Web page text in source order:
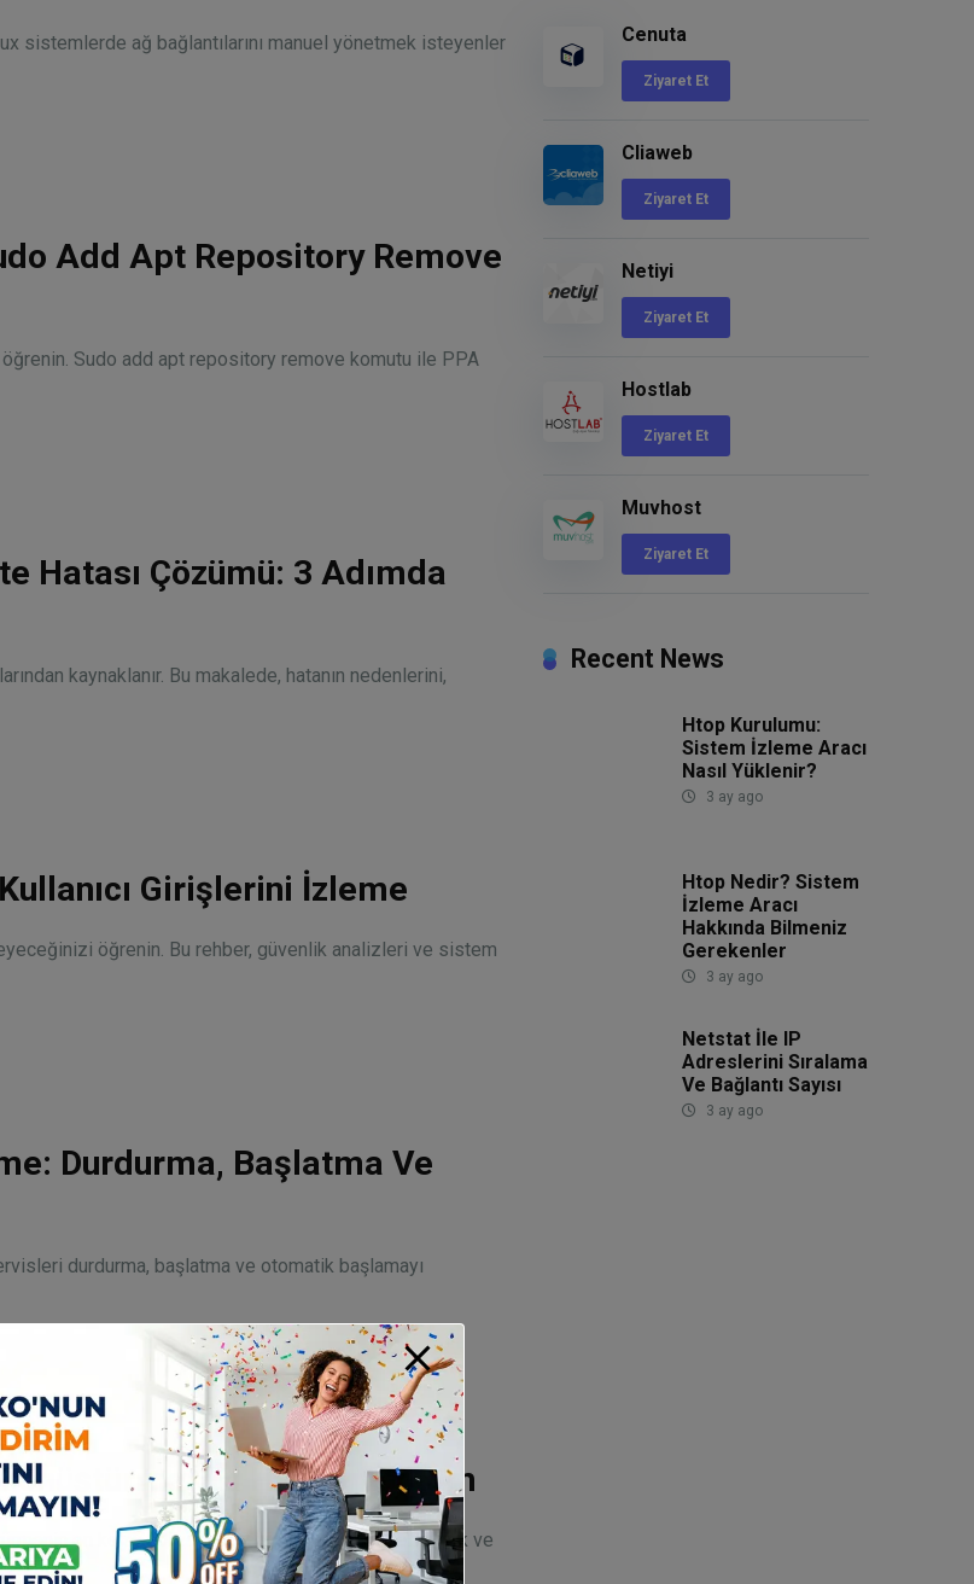
sistemlerde ağ bağlantılarını manuel yönetmek isteyenler
Add Apt Repository Remove
öğrenin. Sudo add apt repository remove komutu ile PPA
Hatası Çözümü: 3 Adımda
kaynaklanır. Bu makalede, hatanın nedenlerini,
Girişlerini İzleme
öğrenin. Bu rehber, güvenlik analizleri ve sistem
Durdurma, Başlatma Ve
durdurma, başlatma ve otomatik başlamayı
En Hızlı 3 Yöntem
en kolay yollarını öğrenin. cwebp, ImageMagick ve
Cenuta
Ziyaret Et
Cliaweb
Ziyaret Et
Netiyi
Ziyaret Et
Hostlab
Ziyaret Et
Muvhost
Ziyaret Et
Recent News
Htop Kurulumu:
Sistem İzleme Aracı
Nasıl Yüklenir?
3 ay ago
Htop Nedir? Sistem
İzleme Aracı
Hakkında Bilmeniz
Gerekenler
3 ay ago
Netstat İle IP
Adreslerini Sıralama
Ve Bağlantı Sayısı
3 ay ago